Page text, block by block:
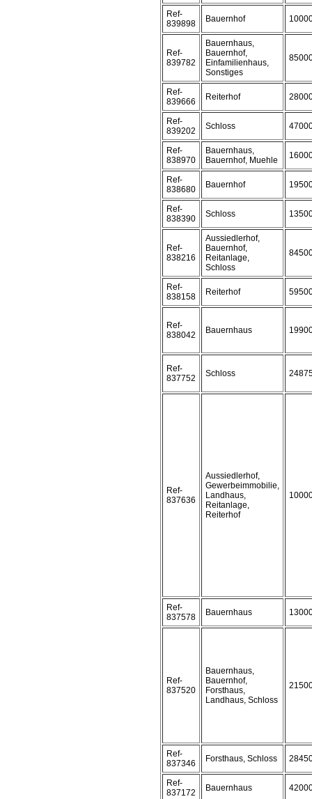
Ref-
839898
Bauernhof
Ref-
839782
Bauernhaus,
Bauernhof,
Einfamilienhaus,
Sonstiges
Ref-
839666
Reiterhof
Ref-
839202
Schloss
Ref-
838970
Bauernhaus,
Bauernhof, Muehle
Ref-
838680
Bauernhof
Ref-
838390
Schloss
Ref-
838216
Aussiedlerhof,
Bauernhof,
Reitanlage,
Schloss
Ref-
838158
Reiterhof
Ref-
838042
Bauernhaus
Ref-
837752
Schloss
Ref-
837636
Aussiedlerhof,
Gewerbeimmobilie,
Landhaus,
Reitanlage,
Reiterhof
Ref-
837578
Bauernhaus
Ref-
837520
Bauernhaus,
Bauernhof,
Forsthaus,
Landhaus, Schloss
Ref-
837346
Forsthaus, Schloss
Ref-
837172
Bauernhaus